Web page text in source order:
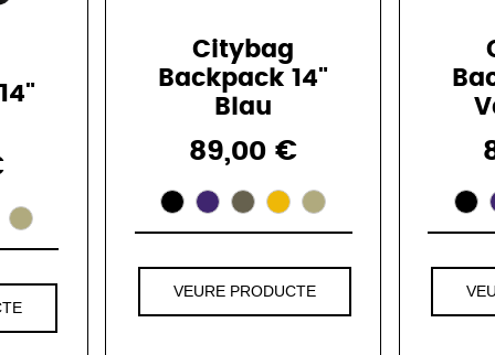
Citybag
Backpack 14"
Blau
89,00 €
VEURE PRODUCTE